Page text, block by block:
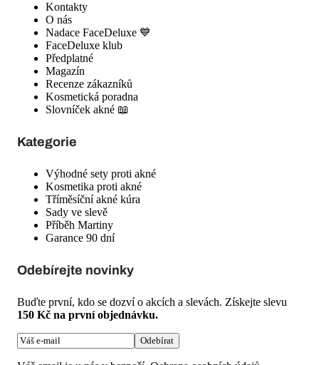
Kontakty
O nás
Nadace FaceDeluxe 💙
FaceDeluxe klub
Předplatné
Magazín
Recenze zákazníků
Kosmetická poradna
Slovníček akné 📖
Kategorie
Výhodné sety proti akné
Kosmetika proti akné
Tříměsíční akné kúra
Sady ve slevě
Příběh Martiny
Garance 90 dní
Odebírejte novinky
Buďte první, kdo se dozví o akcích a slevách. Získejte slevu
150 Kč na první objednávku.
Odebírat